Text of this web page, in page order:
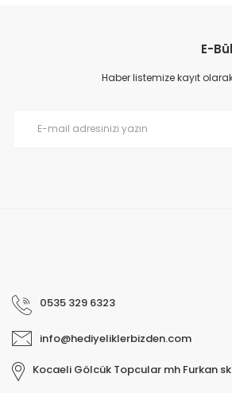
E-
Haber listemize kayıt
0535 329 6323
info@hediyeliklerbizden.com
Kocaeli Gölcük Topcular mh Furkan